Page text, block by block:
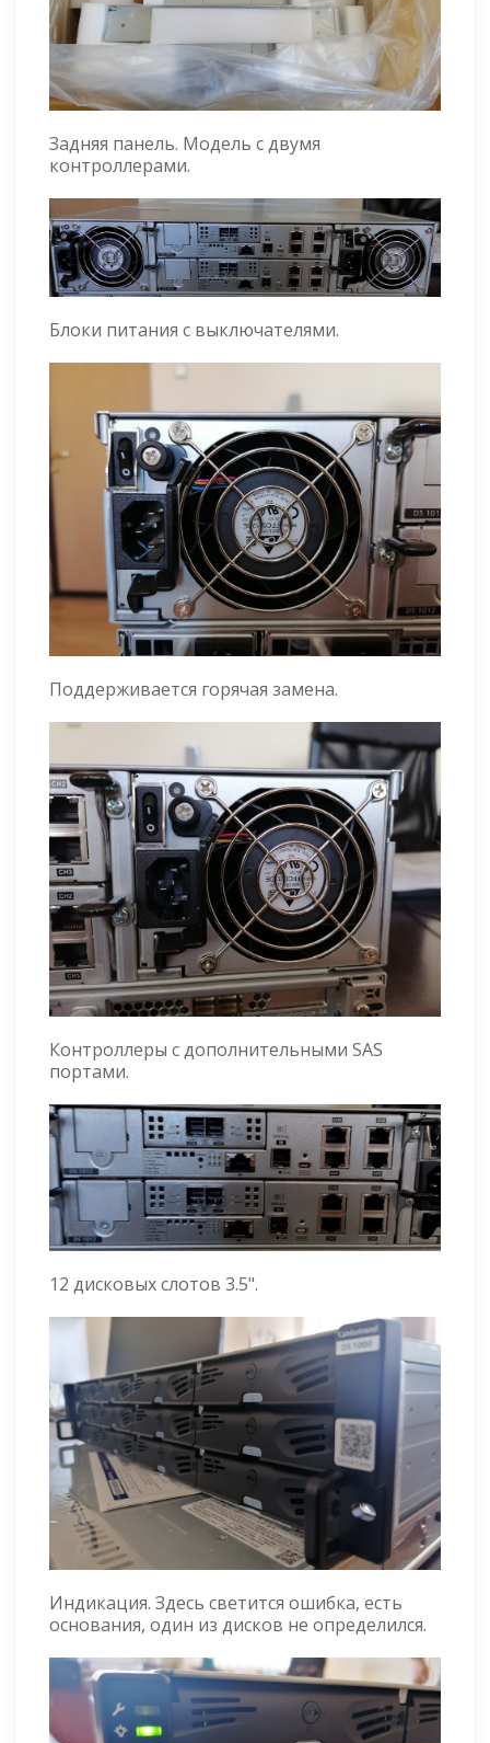
Задняя панель. Модель с двумя
контроллерами.
Блоки питания с выключателями.
Поддерживается горячая замена.
Контроллеры с дополнительными SAS
портами.
12 дисковых слотов 3.5".
Индикация. Здесь светится ошибка, есть
основания, один из дисков не определился.